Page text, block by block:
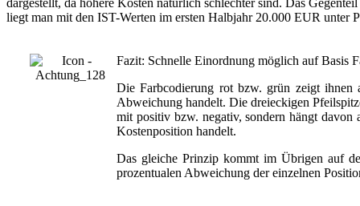
liegt man mit den IST-Werten im ersten Halbjahr 20.000 EUR unter
Fazit: Schnelle Einordnung möglich auf Basis
Die Farbcodierung rot bzw. grün zeigt
Abweichung handelt. Die dreieckigen
mit positiv bzw. negativ, sondern hängt
Kostenposition handelt.
Das gleiche Prinzip kommt im Übrigen auf
prozentualen Abweichung der einzelnen